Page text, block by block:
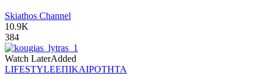
Skiathos Channel
10.9K
384
Watch LaterAdded
LIFESTYLEΕΠΙΚΑΙΡΟΤΗΤΑ